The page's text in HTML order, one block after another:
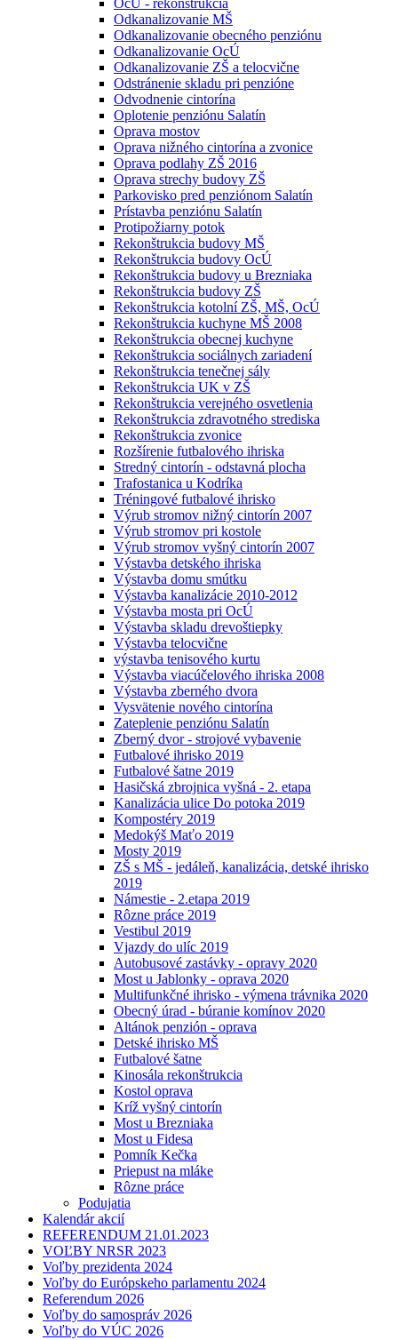
OcÚ - rekonštrukcia
Odkanalizovanie MŠ
Odkanalizovanie obecného penziónu
Odkanalizovanie OcÚ
Odkanalizovanie ZŠ a telocvične
Odstránenie skladu pri penzióne
Odvodnenie cintorína
Oplotenie penziónu Salatín
Oprava mostov
Oprava nižného cintorína a zvonice
Oprava podlahy ZŠ 2016
Oprava strechy budovy ZŠ
Parkovisko pred penziónom Salatín
Prístavba penziónu Salatín
Protipožiarny potok
Rekonštrukcia budovy MŠ
Rekonštrukcia budovy OcÚ
Rekonštrukcia budovy u Brezniaka
Rekonštrukcia budovy ZŠ
Rekonštrukcia kotolní ZŠ, MŠ, OcÚ
Rekonštrukcia kuchyne MŠ 2008
Rekonštrukcia obecnej kuchyne
Rekonštrukcia sociálnych zariadení
Rekonštrukcia tenečnej sály
Rekonštrukcia UK v ZŠ
Rekonštrukcia verejného osvetlenia
Rekonštrukcia zdravotného strediska
Rekonštrukcia zvonice
Rozšírenie futbalového ihriska
Stredný cintorín - odstavná plocha
Trafostanica u Kodríka
Tréningové futbalové ihrisko
Výrub stromov nižný cintorín 2007
Výrub stromov pri kostole
Výrub stromov vyšný cintorín 2007
Výstavba detského ihriska
Výstavba domu smútku
Výstavba kanalizácie 2010-2012
Výstavba mosta pri OcÚ
Výstavba skladu drevoštiepky
Výstavba telocvične
výstavba tenisového kurtu
Výstavba viacúčelového ihriska 2008
Výstavba zberného dvora
Vysvätenie nového cintorína
Zateplenie penziónu Salatín
Zberný dvor - strojové vybavenie
Futbalové ihrisko 2019
Futbalové šatne 2019
Hasičská zbrojnica vyšná - 2. etapa
Kanalizácia ulice Do potoka 2019
Kompostéry 2019
Medokýš Maťo 2019
Mosty 2019
ZŠ s MŠ - jedáleň, kanalizácia, detské ihrisko
2019
Námestie - 2.etapa 2019
Rôzne práce 2019
Vestibul 2019
Vjazdy do ulíc 2019
Autobusové zastávky - opravy 2020
Most u Jablonky - oprava 2020
Multifunkčné ihrisko - výmena trávnika 2020
Obecný úrad - búranie komínov 2020
Altánok penzión - oprava
Detské ihrisko MŠ
Futbalové šatne
Kinosála rekonštrukcia
Kostol oprava
Kríž vyšný cintorín
Most u Brezniaka
Most u Fidesa
Pomník Kečka
Priepust na mláke
Rôzne práce
Podujatia
Kalendár akcií
REFERENDUM 21.01.2023
VOĽBY NRSR 2023
Voľby prezidenta 2024
Voľby do Európskeho parlamentu 2024
Referendum 2026
Voľby do samospráv 2026
Voľby do VÚC 2026